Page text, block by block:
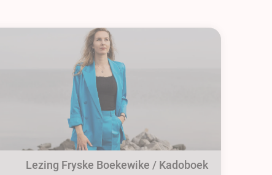
Lezing Fryske Boekewike / Kadoboek